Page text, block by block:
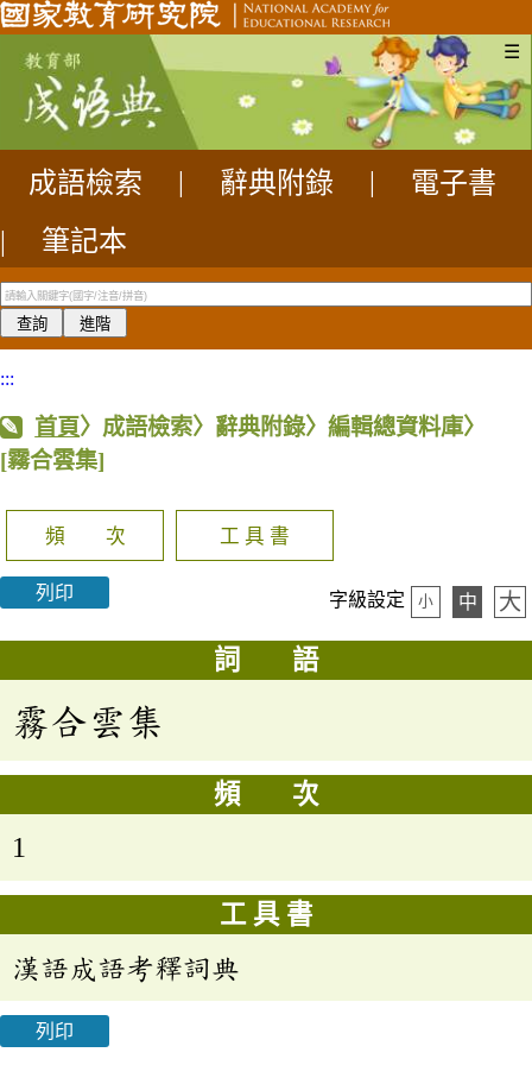
☰
成語檢索 辭典附錄
電子書
|
筆記本
:::
首頁〉成語檢索〉辭典附錄〉編輯總資料庫〉
[霧合雲集]
頻 次 工 具 書
列印 字級設定 小 中 大
詞 語
霧合雲集
頻 次
1
工 具 書
漢語成語考釋詞典
列印